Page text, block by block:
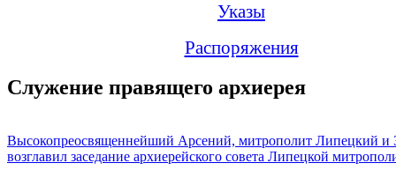
Указы
Распоряжения
Служение правящего архиерея
Высокопреосвященнейший Арсений, митрополит Липецкий и
возглавил заседание архиерейского совета Липецкой